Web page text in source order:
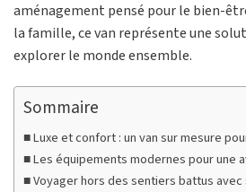
aménagement pensé pour le bien-
la famille, ce van représente une
explorer le monde ensemble.
Sommaire
Luxe et confort : un van sur mesure
Les équipements modernes pour une
Voyager hors des sentiers battus